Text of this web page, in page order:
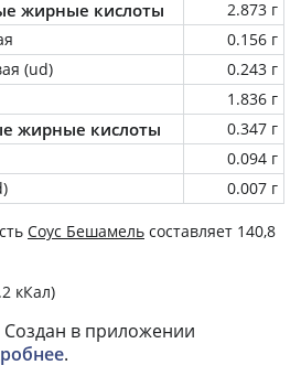
жирные кислоты
2.873 г
0.156 г
(ud)
0.243 г
1.836 г
жирные кислоты
0.347 г
0.094 г
0.007 г
Соус Бешамель составляет 140,8
кКал)
в приложении
.